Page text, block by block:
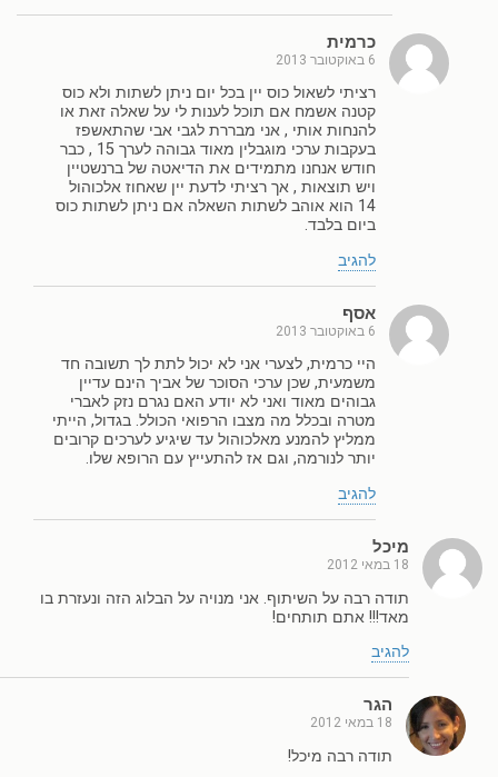
כרמית
6 באוקטובר 2013
רציתי לשאול כוס יין בכל יום ניתן לשתות ולא כוס
קטנה אשמח אם תוכל לענות לי על שאלה זאת או
להנחות אותי , אני מבררת לגבי אבי שהתאשפז
בעקבות ערכי מוגבלין מאוד גבוהה לערך 15 , כבר
חודש אנחנו מתמידים את הדיאטה של ברנשטיין
ויש תוצאות , אך רציתי לדעת יין שאחוז אלכוהול
14 הוא אוהב לשתות השאלה אם ניתן לשתות כוס
ביום בלבד.
להגיב
אסף
6 באוקטובר 2013
היי כרמית, לצערי אני לא יכול לתת לך תשובה חד
משמעית, שכן ערכי הסוכר של אביך הינם עדיין
גבוהים מאוד ואני לא יודע האם נגרם נזק לאברי
מטרה ובכלל מה מצבו הרפואי הכולל. בגדול, הייתי
ממליץ להמנע מאלכוהול עד שיגיע לערכים קרובים
יותר לנורמה, וגם אז להתעייץ עם הרופא שלו.
להגיב
מיכל
18 במאי 2012
תודה רבה על השיתוף. אני מנויה על הבלוג הזה ונעזרת בו
מאד!!! אתם תותחים!
להגיב
הגר
18 במאי 2012
תודה רבה מיכל!